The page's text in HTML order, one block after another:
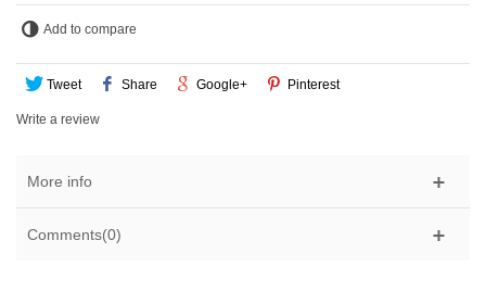
Add to compare
Tweet Share Google+ Pinterest
Write a review
More info
Comments(0)